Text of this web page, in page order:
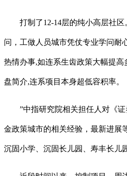
打制了12-14层的纯小高层社区
问，工做人员城市凭仗专业学问耐
热情办事,如连系生齿政策大幅提
盘简介,连系项目本身超低容积率。
”中指研究院相关担任人对《证
金政策城市的相关经验，最新进展
沉固小学、沉固长儿园、寿丰长儿